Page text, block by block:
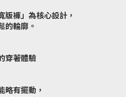
版褲」為核心設計，
的輪廓。
穿著體驗
略有擺動，